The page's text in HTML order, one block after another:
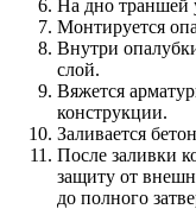
На дно траншей
Монтируется
Внутри
слой.
Вяжется
конструкции.
Заливается
После заливки
защиту от
до полного